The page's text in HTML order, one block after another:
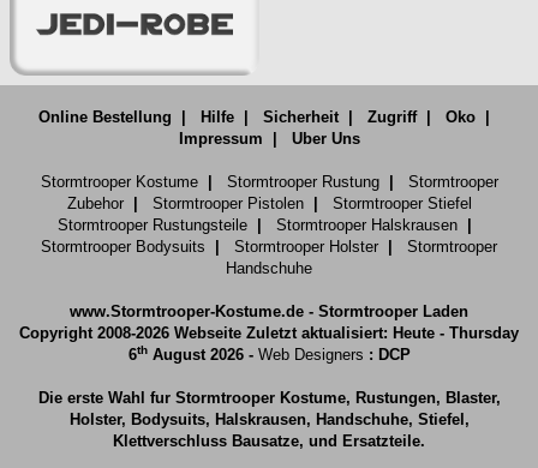
Online Bestellung Hilfe Sicherheit| Zugriff| Oko
Impressum
Uber Uns
Stormtrooper Kostume| Stormtrooper Rustung| Stormtrooper
Zubehor| Stormtrooper Pistolen| Stormtrooper Stiefel
Stormtrooper Rustungsteile| Stormtrooper Halskrausen|
Stormtrooper Bodysuits
Stormtrooper Holster
Stormtrooper
Handschuhe
www.Stormtrooper-Kostume.de - Stormtrooper Laden
Copyright 2008-2026 Webseite Zuletzt aktualisiert: Heute - Thursday
6thAugust 2026 - Web Designers : DCP
Die erste Wahl fur Stormtrooper Kostume, Rustungen, Blaster,
Holster, Bodysuits, Halskrausen, Handschuhe, Stiefel,
Klettverschluss Bausatze, und Ersatzteile.